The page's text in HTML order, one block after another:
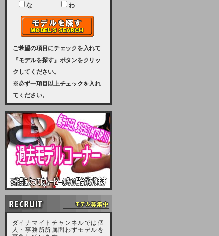
けいたしまして申し訳ございませ
ん。
2023-08-31 (木)
【サーバーメンテナンス実施のお知
らせ】
2023年 9月10日（日曜日）午前8：
サーバーメンテナンスを実施いたし
ます。その為、アクセスはできませ
ますが、ご理解の程を宜しくお願い
致します。
2022-09-01 (木)
【サーバーメンテナンスのお知ら
せ】
9月10日（土曜日）AM6：00から
AM8：00（予定）サーバーメンテ
ナンスを致します。ご迷惑をおかけ
しますが、宜しくお願い致します。
2021-10-22 (金)
な わ
ご希望の項目にチェックを入れて
『モデルを探す』ボタンをクリッ
クしてください。
※必ず一項目以上チェックを入れ
てください。
ダイナマイトチャンネルでは個
人・事務所所属問わずモデルを